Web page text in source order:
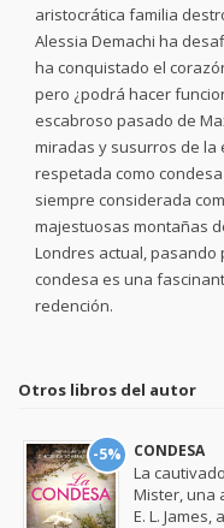
aristocrática familia
Alessia Demachi ha
ha conquistado el
pero ¿podrá hacer
escabroso pasado de
miradas y susurros de la
respetada como
siempre considerada
majestuosas montañas
Londres actual, pasando
condesa es una
redención.
Otros libros del autor
-5% CONDESA
La
Mister, una
E. L.